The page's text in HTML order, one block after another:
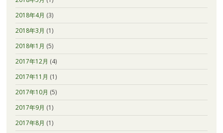
2018年4月 (3)
2018年3月 (1)
2018年1月 (5)
2017年12月 (4)
2017年11月 (1)
2017年10月 (5)
2017年9月 (1)
2017年8月 (1)